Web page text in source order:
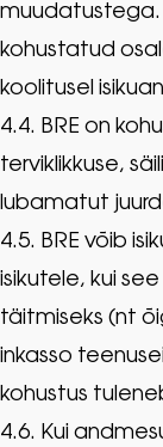
kohustatud
koolitusel
4.4. BRE on
terviklikkuse,
lubamatut
4.5. BRE võib
isikutele, kui
täitmiseks (nt
inkasso
kohustus
4.6. Kui